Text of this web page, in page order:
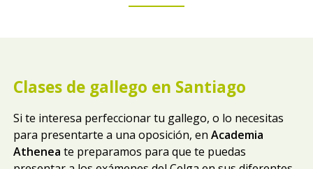
Clases de gallego en Santiago
Si te interesa perfeccionar tu gallego, o lo necesitas
para presentarte a una oposición, en Academia
Athenea te preparamos para que te puedas